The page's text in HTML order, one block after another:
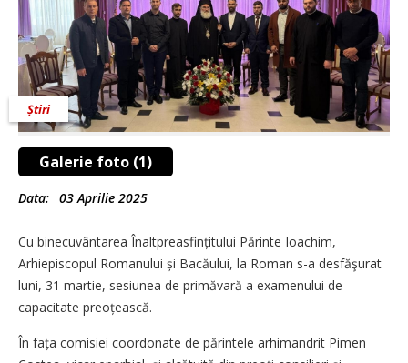
Galerie foto (1)
Știri
Data: 03 Aprilie 2025
Cu binecuvântarea Înaltpreasfinți­tu­lui Părinte Ioachim,
Arhiepiscopul Romanului și Bacăului, la Roman s-a desfăşurat
luni, 31 martie, sesiunea de primăvară a examenului de
capacitate preoțească.
În fața comisiei coordonate de părintele arhimandrit Pimen